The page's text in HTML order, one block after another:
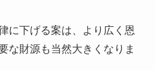
に下げる案は、より広く恩
な財源も当然大きくなりま